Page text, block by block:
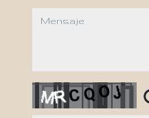
mensaje
Captcha